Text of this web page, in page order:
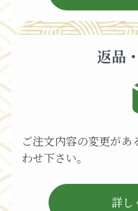
返品
ご注文内容の変更が
わせ下さい。
詳し